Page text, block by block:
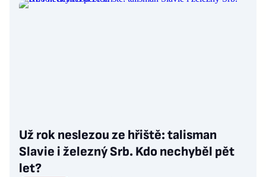
Už rok neslezou ze hřiště: talisman
Slavie i železný Srb. Kdo nechyběl pět
let?